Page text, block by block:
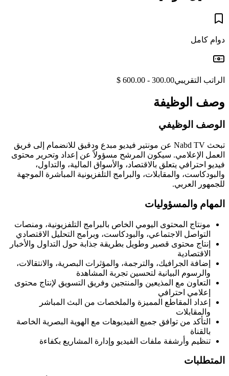
دوام كامل
الراتب التقريبي300.00 - 600.00 $
وصف الوظيفة
الوصف الوظيفي
تبحث Nabd TV عن مونتير فيديو مبدع ودقيق للانضمام إلى فريق
العمل الإعلامي. سيكون المرشح مسؤولاً عن إعداد وتحرير محتوى
فيديو احترافي يتعلق بالاقتصاد، والأسواق المالية، والتداول،
والبودكاست، والمقابلات، والبرامج التلفزيونية المباشرة الموجهة
للجمهور العربي.
المهام والمسؤوليات
مونتاج المحتوى اليومي الخاص بالبرامج التلفزيونية، ومنصات
التواصل الاجتماعي، والبودكاست، وبرامج التحليل الاقتصادي
إنتاج محتوى قصير وطويل بطريقة جذابة حول التداول والأخبار
الاقتصادية
إضافة الجرافيك، والترجمة، والمؤثرات البصرية، والانتقالات،
والرسوم البيانية لتحسين تجربة المشاهدة
التعاون مع المذيعين والمنتجين وفريق التسويق لإنتاج محتوى
إعلامي احترافي
إعداد المقاطع المميزة والملخصات من البث المباشر
والمقابلات
التأكد من توافق جميع الفيديوهات مع الهوية البصرية الخاصة
بالقناة
تنظيم وأرشفة ملفات الفيديو وإدارة المشاريع بكفاءة
المتطلبات